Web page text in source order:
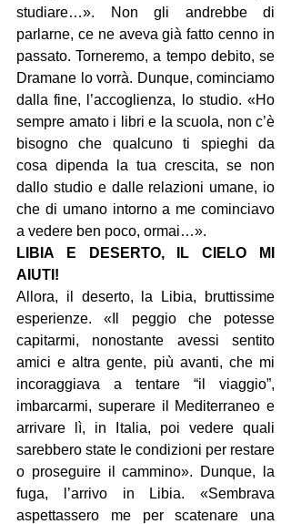
studiare…». Non gli andrebbe di
parlarne, ce ne aveva già fatto cenno in
passato. Torneremo, a tempo debito, se
Dramane lo vorrà. Dunque, cominciamo
dalla fine, l’accoglienza, lo studio. «Ho
sempre amato i libri e la scuola, non c’è
bisogno che qualcuno ti spieghi da
cosa dipenda la tua crescita, se non
dallo studio e dalle relazioni umane, io
che di umano intorno a me cominciavo
a vedere ben poco, ormai…».
LIBIA E DESERTO, IL CIELO MI
AIUTI!
Allora, il deserto, la Libia, bruttissime
esperienze. «Il peggio che potesse
capitarmi, nonostante avessi sentito
amici e altra gente, più avanti, che mi
incoraggiava a tentare “il viaggio”,
imbarcarmi, superare il Mediterraneo e
arrivare lì, in Italia, poi vedere quali
sarebbero state le condizioni per restare
o proseguire il cammino». Dunque, la
fuga, l’arrivo in Libia. «Sembrava
aspettassero me per scatenare una